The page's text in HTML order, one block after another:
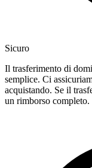
Sicuro
Il trasferimento di
semplice. Ci
acquistando. Se il
un rimborso completo.